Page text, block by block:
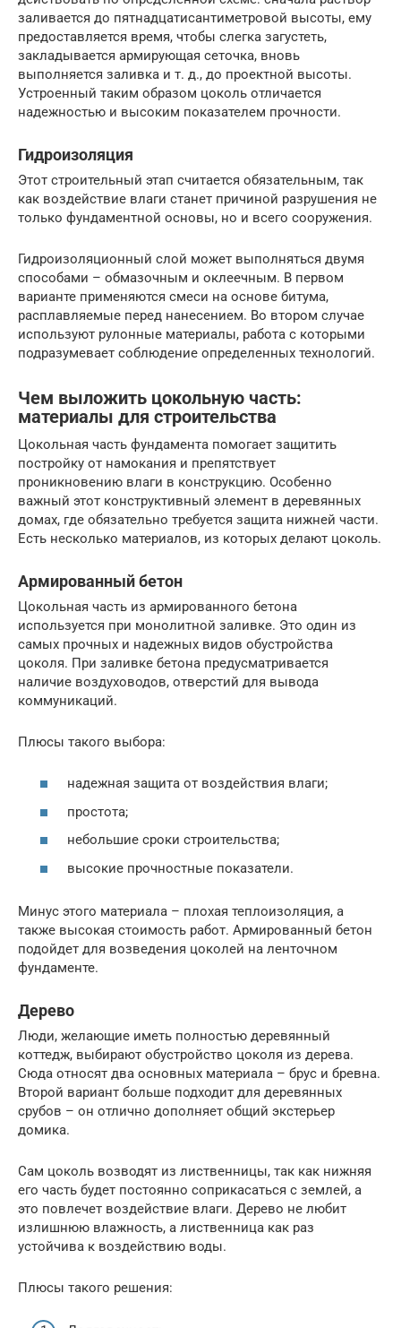
заливается до пятнадцатисантиметровой высоты, ему
предоставляется время, чтобы слегка загустеть,
закладывается армирующая сеточка, вновь
выполняется заливка и т. д., до проектной высоты.
Устроенный таким образом цоколь отличается
надежностью и высоким показателем прочности.
Гидроизоляция
Этот строительный этап считается обязательным, так
как воздействие влаги станет причиной разрушения не
только фундаментной основы, но и всего сооружения.
Гидроизоляционный слой может выполняться двумя
способами – обмазочным и оклеечным. В первом
варианте применяются смеси на основе битума,
расплавляемые перед нанесением. Во втором случае
используют рулонные материалы, работа с которыми
подразумевает соблюдение определенных технологий.
Чем выложить цокольную часть:
материалы для строительства
Цокольная часть фундамента помогает защитить
постройку от намокания и препятствует
проникновению влаги в конструкцию. Особенно
важный этот конструктивный элемент в деревянных
домах, где обязательно требуется защита нижней части.
Есть несколько материалов, из которых делают цоколь.
Армированный бетон
Цокольная часть из армированного бетона
используется при монолитной заливке. Это один из
самых прочных и надежных видов обустройства
цоколя. При заливке бетона предусматривается
наличие воздуховодов, отверстий для вывода
коммуникаций.
Плюсы такого выбора:
надежная защита от воздействия влаги;
простота;
небольшие сроки строительства;
высокие прочностные показатели.
Минус этого материала – плохая теплоизоляция, а
также высокая стоимость работ. Армированный бетон
подойдет для возведения цоколей на ленточном
фундаменте.
Дерево
Люди, желающие иметь полностью деревянный
коттедж, выбирают обустройство цоколя из дерева.
Сюда относят два основных материала – брус и бревна.
Второй вариант больше подходит для деревянных
срубов – он отлично дополняет общий экстерьер
домика.
Сам цоколь возводят из лиственницы, так как нижняя
его часть будет постоянно соприкасаться с землей, а
это повлечет воздействие влаги. Дерево не любит
излишнюю влажность, а лиственница как раз
устойчива к воздействию воды.
Плюсы такого решения: